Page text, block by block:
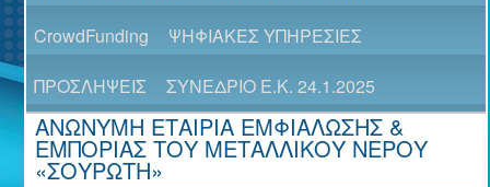
CrowdFunding
ΨΗΦΙΑΚΕΣ ΥΠΗΡΕΣΙΕΣ
ΠΡΟΣΛΗΨΕΙΣ
ΣΥΝΕΔΡΙΟ Ε.Κ. 24.1.2025
ΑΝΩΝΥΜΗ ΕΤΑΙΡΙΑ ΕΜΦΙΑΛΩΣΗΣ &
ΕΜΠΟΡΙΑΣ ΤΟΥ ΜΕΤΑΛΛΙΚΟΥ ΝΕΡΟΥ
«ΣΟΥΡΩΤΗ»